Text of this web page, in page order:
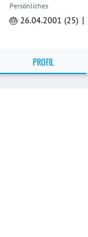
Persönliches
🎂 26.04.2001 (25) |
PROFIL